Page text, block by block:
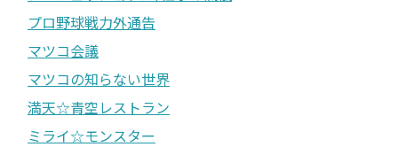
プロ野球戦力外通告
マツコ会議
マツコの知らない世界
満天☆青空レストラン
ミライ☆モンスター